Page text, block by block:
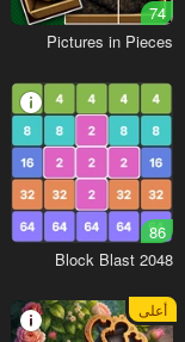
74
Pictures in Pieces
86
Block Blast 2048
أعلى